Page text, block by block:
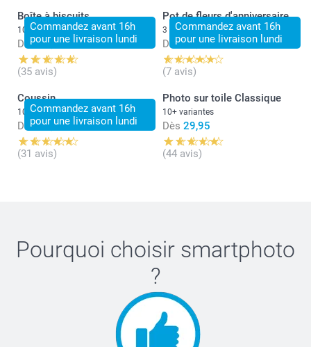
Commandez avant 16h
pour une livraison lundi
Boîte à biscuits
10 variantes
Dès 24,95
(35 avis)
Commandez avant 16h
pour une livraison lundi
Pot de fleurs d'anniversaire
3 variantes
Dès 16,95
(7 avis)
Commandez avant 16h
pour une livraison lundi
Coussin
10+ variantes
Dès 28,95
(31 avis)
Photo sur toile Classique
10+ variantes
Dès 29,95
(44 avis)
Pourquoi choisir smartphoto
?